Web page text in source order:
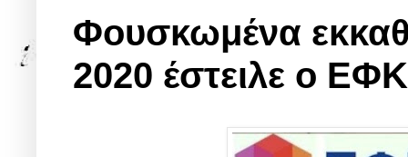
Φουσκωμένα
2020 έστειλε ο